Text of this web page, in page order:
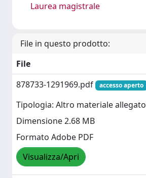
Laurea magistrale
File in questo prodotto:
File
878733-1291969.pdf
accesso aperto
Tipologia: Altro materiale allegato
Dimensione 2.68 MB
Formato Adobe PDF
Visualizza/Apri